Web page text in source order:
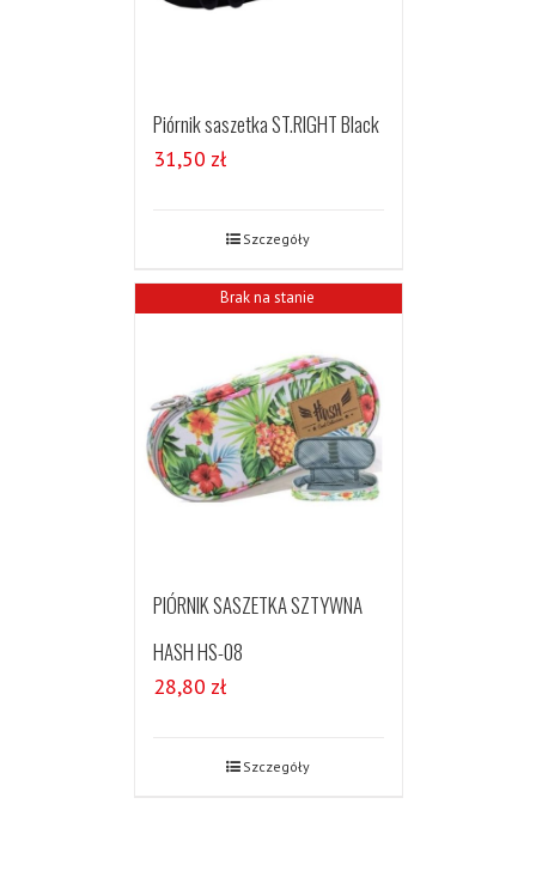
Piórnik saszetka ST.RIGHT Black
31,50 zł
Szczegóły
Brak na stanie
PIÓRNIK SASZETKA SZTYWNA
HASH HS-08
28,80 zł
Szczegóły